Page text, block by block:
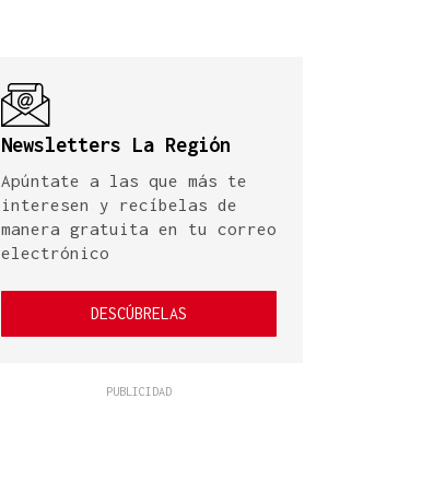
Newsletters La Región
Apúntate a las que más te
interesen y recíbelas de
manera gratuita en tu correo
electrónico
DESCÚBRELAS